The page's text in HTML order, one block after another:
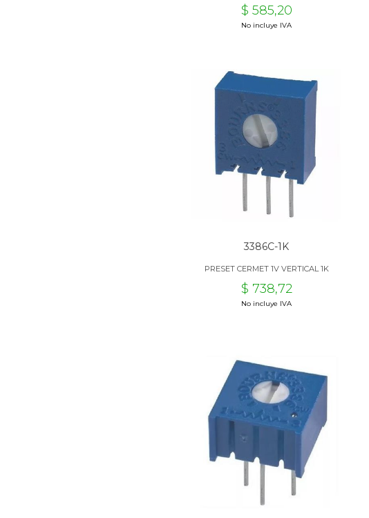
$ 585,20
No incluye IVA
3386C-1K
PRESET CERMET 1V VERTICAL 1K
$ 738,72
No incluye IVA